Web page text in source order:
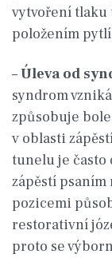
vytvoření tlaku
položením
–Úleva od
syndrom
způsobuje
v oblasti
tunelu je často
zápěstí
pozicemi
restorativní
proto se